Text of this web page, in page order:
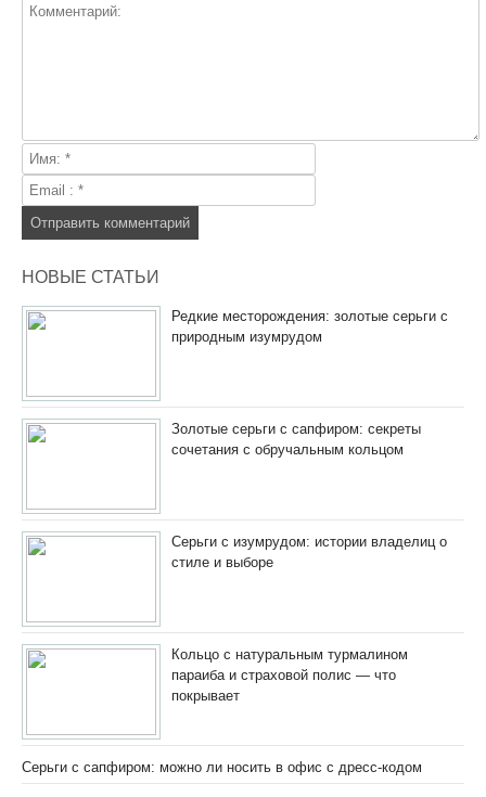
НОВЫЕ СТАТЬИ
Редкие месторождения: золотые серьги с
природным изумрудом
Золотые серьги с сапфиром: секреты
сочетания с обручальным кольцом
Серьги с изумрудом: истории владелиц о
стиле и выборе
Кольцо с натуральным турмалином
параиба и страховой полис — что
покрывает
Серьги с сапфиром: можно ли носить в офис с дресс-кодом